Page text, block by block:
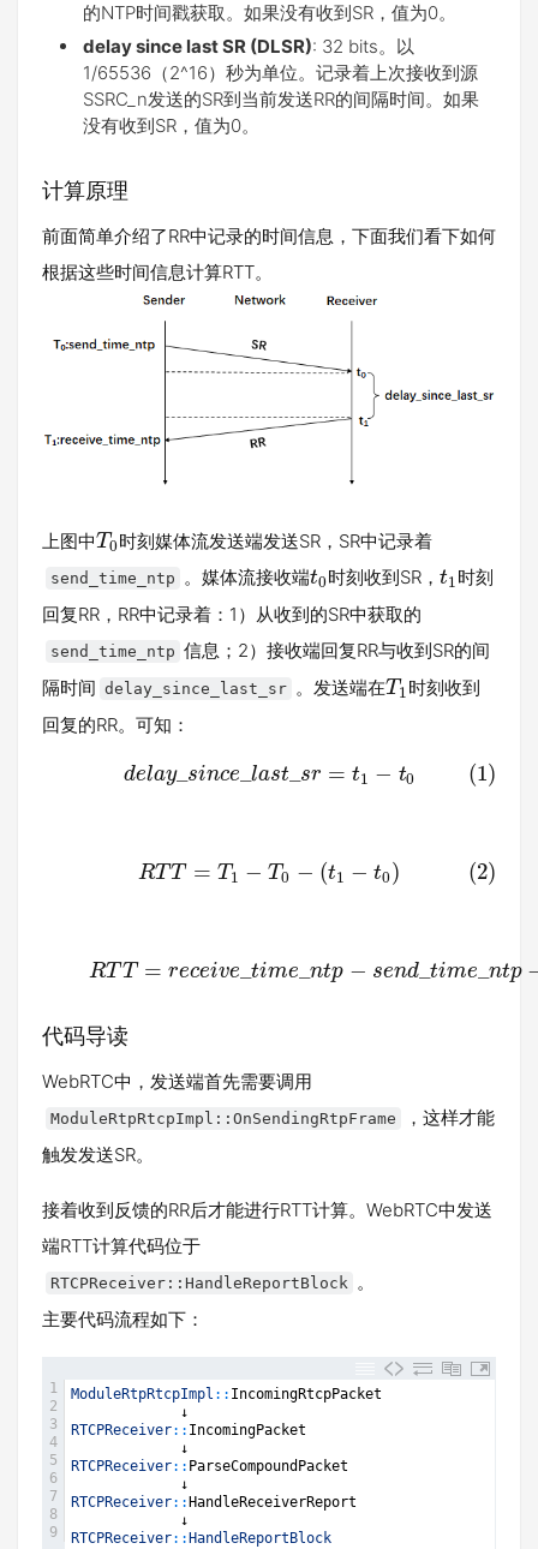
的NTP时间戳获取。如果没有收到SR，值为0。
delay since last SR (DLSR): 32 bits。以
1/65536（2^16）秒为单位。记录着上次接收到源
SSRC_n发送的SR到当前发送RR的间隔时间。如果
没有收到SR，值为0。
计算原理
前面简单介绍了RR中记录的时间信息，下面我们看下如何
根据这些时间信息计算RTT。
上图中T0时刻媒体流发送端发送SR，SR中记录着
send_time_ntp 。媒体流接收端t0时刻收到SR，t1时刻
回复RR，RR中记录着：1）从收到的SR中获取的
send_time_ntp 信息；2）接收端回复RR与收到SR的间
隔时间 delay_since_last_sr 。发送端在T1时刻收到
回复的RR。可知：
delay_ since last sr = t1 − t0 (1)
RT T = T1 − T0 − (t1 − t0) (2)
RTT = receive _time _ntp − send_ time ntp
代码导读
WebRTC中，发送端首先需要调用
ModuleRtpRtcpImpl::OnSendingRtpFrame
，这样才能
触发发送SR。
接着收到反馈的RR后才能进行RTT计算。WebRTC中发送
端RTT计算代码位于
RTCPReceiver::HandleReportBlock 。
主要代码流程如下：
1
2
3
4
5
6
7
8
9
ModuleRtpRtcpImpl :: IncomingRtcpPacket
↓
RTCPReceiver:: IncomingPacket
↓
RTCPReceiver:: ParseCompoundPacket
↓
RTCPReceiver:: HandleReceiverReport
↓
RTCPReceiver:: HandleReportBlock